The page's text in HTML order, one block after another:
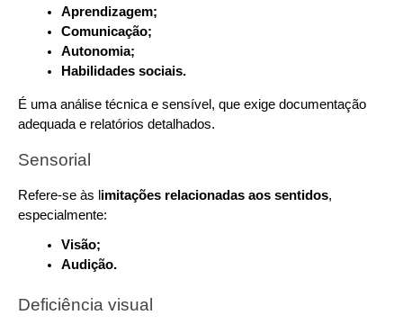
Aprendizagem;
Comunicação;
Autonomia;
Habilidades sociais.
É uma análise técnica e sensível, que exige documentação
adequada e relatórios detalhados.
Sensorial
Refere-se às l imitações relacionadas aos sentidos,
especialmente:
Visão;
Audição.
Deficiência visual